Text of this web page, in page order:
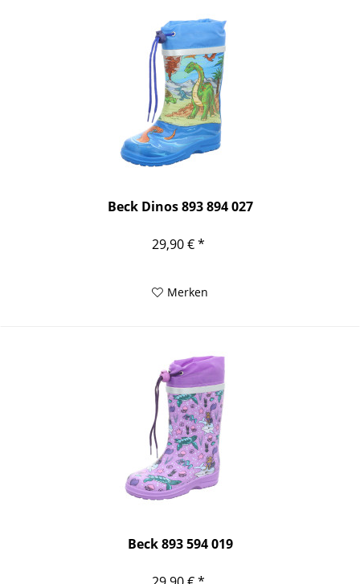
Beck Dinos 893 894 027
29,90 € *
Merken
Beck 893 594 019